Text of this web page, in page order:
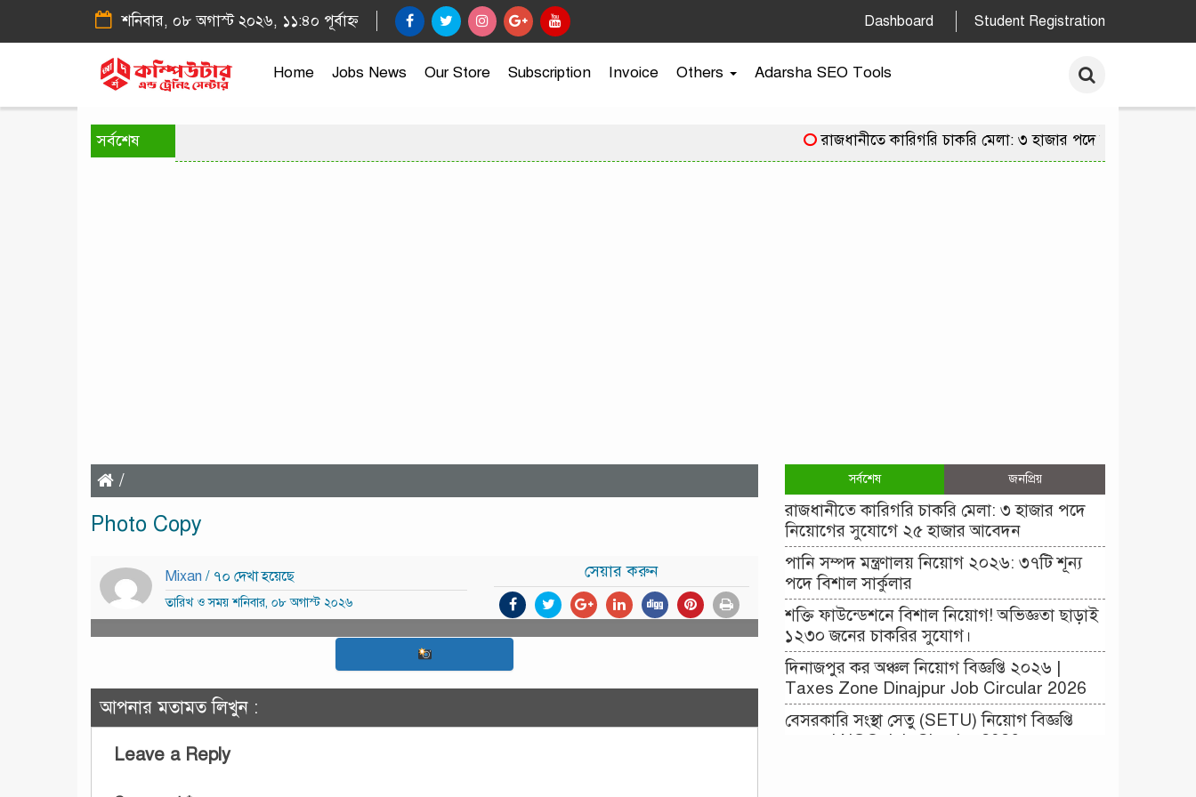
শনিবার, ০৮ অগাস্ট ২০২৬, ১১:৪০ পূর্বাহ্ন Dashboard Student Registration
Home Jobs News Our Store Subscription Invoice Others Adarsha SEO Tools
সর্বশেষ রাজধানীতে কারিগরি চাকরি মেলা: ৩ হাজার পদে নিয়োগের সুযোগে
/
Photo Copy
Mixan / ৭০ দেখা হয়েছে
তারিখ ও সময় শনিবার, ০৮ অগাস্ট ২০২৬
সেয়ার করুন
আপনার মতামত লিখুন :
Leave a Reply
সর্বশেষ জনপ্রিয়
রাজধানীতে কারিগরি চাকরি মেলা: ৩ হাজার পদে
নিয়োগের সুযোগে ২৫ হাজার আবেদন
পানি সম্পদ মন্ত্রণালয় নিয়োগ ২০২৬: ৩৭টি শূন্য
পদে বিশাল সার্কুলার
শক্তি ফাউন্ডেশনে বিশাল নিয়োগ! অভিজ্ঞতা ছাড়াই
১২৩০ জনের চাকরির সুযোগ।
দিনাজপুর কর অঞ্চল নিয়োগ বিজ্ঞপ্তি ২০২৬ |
Taxes Zone Dinajpur Job Circular 2026
বেসরকারি সংস্থা সেতু (SETU) নিয়োগ বিজ্ঞপ্তি
২০২৬ | NGO Job Circular 2026